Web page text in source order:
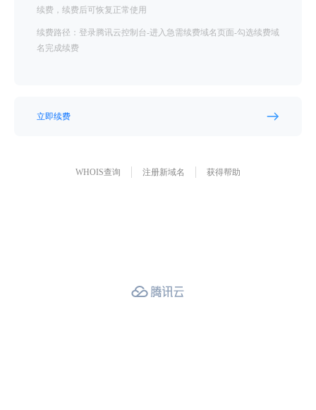
续费，续费后可恢复正常使用
续费路径：登录腾讯云控制台-进入急需续费域名页面-勾选续费域
名完成续费
立即续费
WHOIS查询 注册新域名 获得帮助